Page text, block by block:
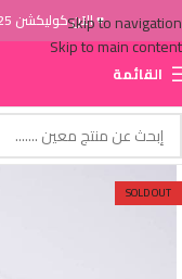
Skip to navigation
Skip to main content
♥ الاَن كوليكشن 2025 - إطلبي أوردركـ والتوصيل لباب البيت ♥
القائمة
SOLD OUT